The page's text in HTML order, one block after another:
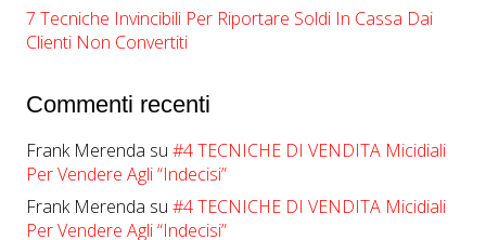
7 Tecniche Invincibili Per Riportare Soldi In Cassa Dai
Clienti Non Convertiti
Commenti recenti
Frank Merenda su #4 TECNICHE DI VENDITA Micidiali
Per Vendere Agli “Indecisi”
Frank Merenda su #4 TECNICHE DI VENDITA Micidiali
Per Vendere Agli “Indecisi”